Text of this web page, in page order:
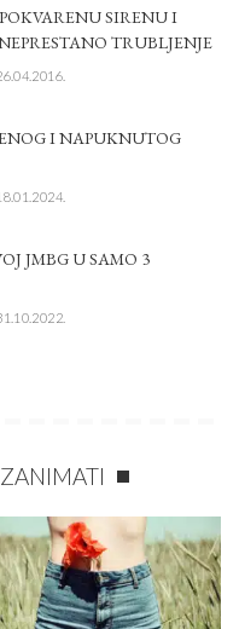
SIRENU I
TRUBLJENJE
I NAPUKNUTOG
JMBG U SAMO 3